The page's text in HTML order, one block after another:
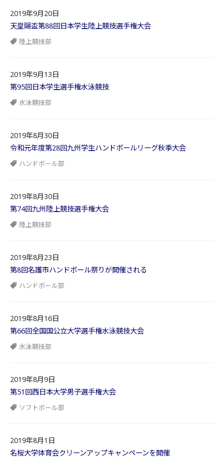
2019年9月20日
天皇賜盃第88回日本学生陸上競技選手権大会
陸上競技部
2019年9月13日
第95回日本学生選手権水泳競技
水泳競技部
2019年8月30日
令和元年度第28回九州学生ハンドボールリーグ秋季大会
ハンドボール部
2019年8月30日
第74回九州陸上競技選手権大会
陸上競技部
2019年8月23日
第8回名護市ハンドボール祭りが開催される
ハンドボール部
2019年8月16日
第66回全国国公立大学選手権水泳競技大会
水泳競技部
2019年8月9日
第51回西日本大学男子選手権大会
ソフトボール部
2019年8月1日
名桜大学体育会クリーンアップキャンペーンを開催